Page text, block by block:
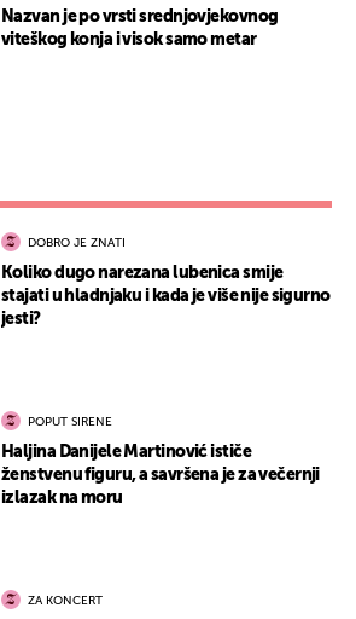
Nazvan je po vrsti srednjovjekovnog
viteškog konja i visok samo metar
DOBRO JE ZNATI
Koliko dugo narezana lubenica smije
stajati u hladnjaku i kada je više nije sigurno
jesti?
POPUT SIRENE
Haljina Danijele Martinović ističe
ženstvenu figuru, a savršena je za večernji
izlazak na moru
ZA KONCERT